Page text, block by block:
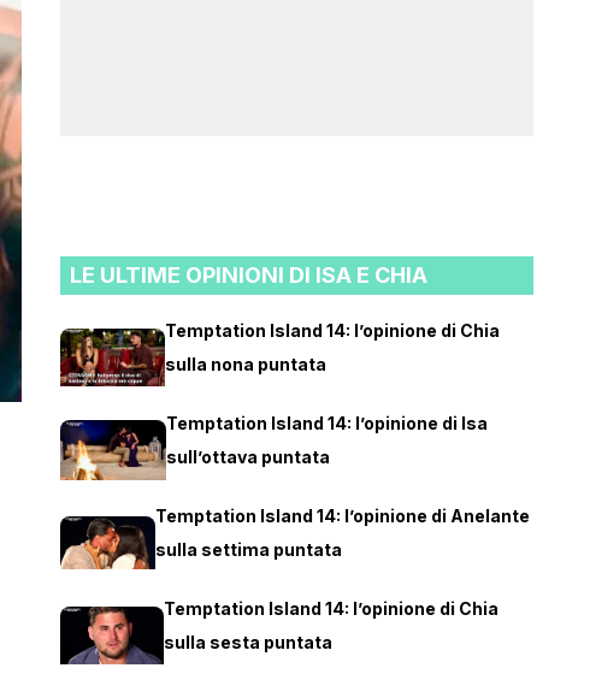
LE ULTIME OPINIONI DI ISA E CHIA
Temptation Island 14: l’opinione di Chia
sulla nona puntata
Temptation Island 14: l’opinione di Isa
sull’ottava puntata
Temptation Island 14: l’opinione di Anelante
sulla settima puntata
Temptation Island 14: l’opinione di Chia
sulla sesta puntata